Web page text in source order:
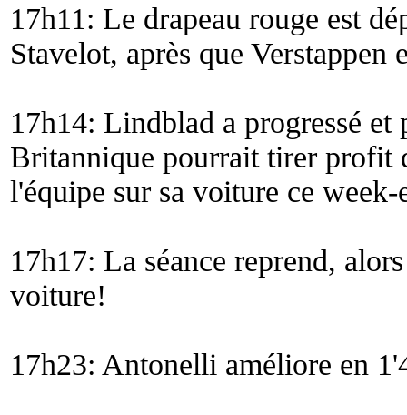
17h11: Le drapeau rouge est
Stavelot, après que Verstappen
17h14: Lindblad a progressé
Britannique pourrait tirer profit
l'équipe sur sa voiture ce week-
17h17: La séance reprend,
voiture!
17h23: Antonelli améliore en